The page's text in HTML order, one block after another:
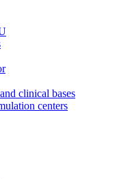
clinical bases
centers